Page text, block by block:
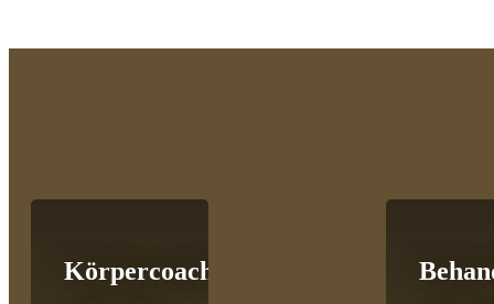
Körpercoaching